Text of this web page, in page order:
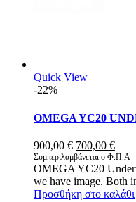
Quick View
-22%
OMEGA YC20
900,00€ Original
price
was:
900,00 €.
700,00 €Η
τιμή
Συμπεριλαμβάνεται ο Φ.Π.Α
OMEGA YC20
we have image. Both
Προσθήκη στο καλάθι